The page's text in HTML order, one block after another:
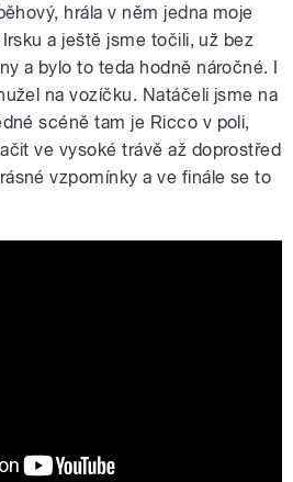
hrála v něm jedna moje
a ještě jsme točili, už bez
a bylo to teda hodně náročné. I
na vozíčku. Natáčeli jsme na
scéně tam je Ricco v poli,
ve vysoké trávě až doprostřed
vzpomínky a ve finále se to